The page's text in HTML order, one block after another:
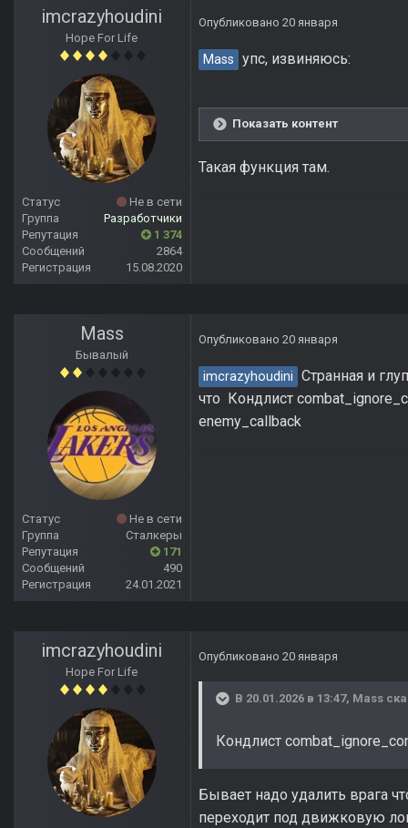
imcrazyhoudini
Hope For Life
Статус
Не в сети
Группа
Разработчики
Репутация
1 374
Сообщений
2864
Регистрация
15.08.2020
Опубликовано 20 января
Mass упс, извиняюсь:
Показать контент
Такая функция там.
Mass
Бывалый
Статус
Не в сети
Группа
Сталкеры
Репутация
171
Сообщений
490
Регистрация
24.01.2021
Опубликовано 20 января
imcrazyhoudini Странная и
что Кондлист
enemy_callback
imcrazyhoudini
Hope For Life
Опубликовано 20 января
В 20.01.2026 в 13:47, Mass
Кондлист
Бывает надо удалить врага
переходит под движковую